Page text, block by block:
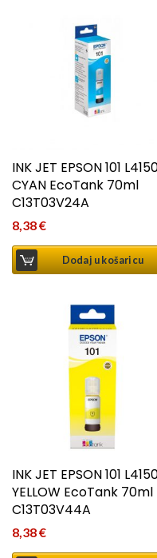
INK JET EPSON 101
CYAN EcoTank 70ml
C13T03V24A
8,38€
Dodaj u košaricu
INK JET EPSON 101
YELLOW EcoTank 70ml
C13T03V44A
8,38€